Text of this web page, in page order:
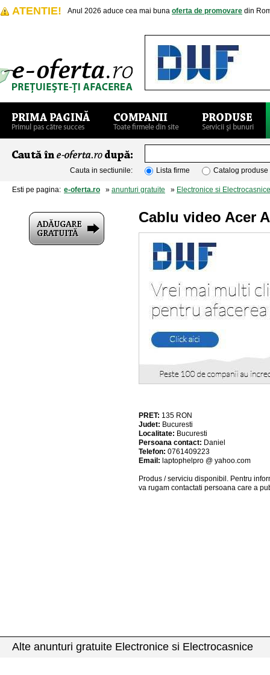
ATENTIE! Anul 2026 aduce cea mai buna oferta de promovare din
Cauta in sectiunile: Lista firme Catalog produse
Esti pe pagina: e-oferta.ro » anunturi gratuite » Electronice si Electrocasnice
Cablu video Acer
PRET: 135 RON
Judet: Bucuresti
Localitate: Bucuresti
Persoana contact: Daniel
Telefon: 0761409223
Email: laptophelpro @ yahoo.com
Produs / serviciu disponibil . Pentru
va rugam contactati persoana care a
Alte anunturi gratuite Electronice si Electrocasnice